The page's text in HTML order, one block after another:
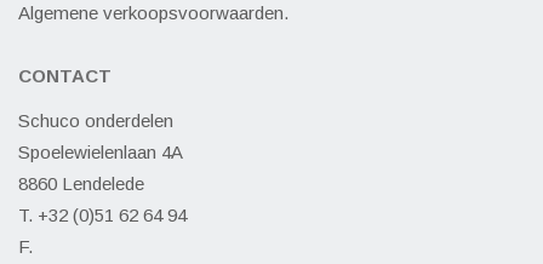
Algemene verkoopsvoorwaarden.
CONTACT
Schuco onderdelen
Spoelewielenlaan 4A
8860 Lendelede
T. +32 (0)51 62 64 94
F.